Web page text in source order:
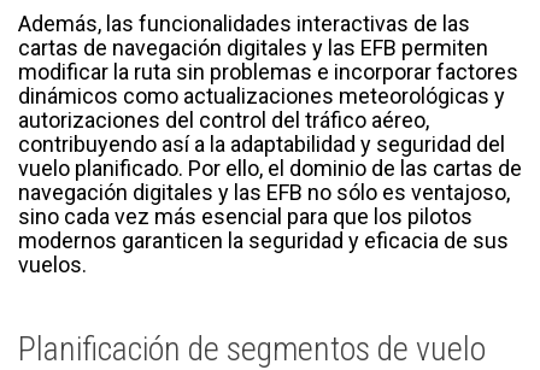
Además, las funcionalidades interactivas de las
cartas de navegación digitales y las EFB permiten
modificar la ruta sin problemas e incorporar factores
dinámicos como actualizaciones meteorológicas y
autorizaciones del control del tráfico aéreo,
contribuyendo así a la adaptabilidad y seguridad del
vuelo planificado. Por ello, el dominio de las cartas de
navegación digitales y las EFB no sólo es ventajoso,
sino cada vez más esencial para que los pilotos
modernos garanticen la seguridad y eficacia de sus
vuelos.
Planificación de segmentos de vuelo